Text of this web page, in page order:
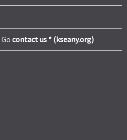
contact us * (kseany.org)